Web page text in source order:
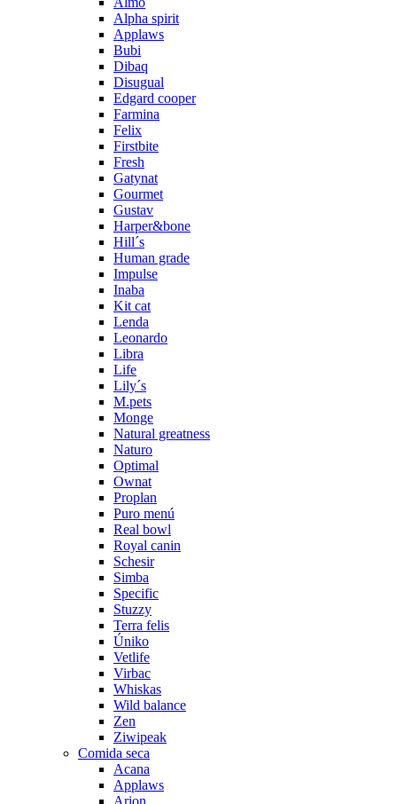
Alpha spirit
Applaws
Bubi
Dibaq
Disugual
Edgard cooper
Farmina
Felix
Firstbite
Fresh
Gatynat
Gourmet
Gustav
Harper&bone
Hill´s
Human grade
Impulse
Inaba
Kit cat
Lenda
Leonardo
Libra
Life
Lily´s
M.pets
Monge
Natural greatness
Naturo
Optimal
Ownat
Proplan
Puro menú
Real bowl
Royal canin
Schesir
Simba
Specific
Stuzzy
Terra felis
Úniko
Vetlife
Virbac
Whiskas
Wild balance
Zen
Ziwipeak
Comida seca
Acana
Applaws
Arion